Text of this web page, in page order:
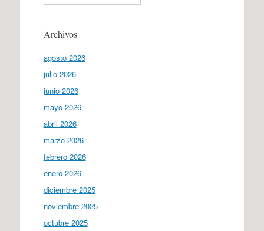
Archivos
agosto 2026
julio 2026
junio 2026
mayo 2026
abril 2026
marzo 2026
febrero 2026
enero 2026
diciembre 2025
noviembre 2025
octubre 2025